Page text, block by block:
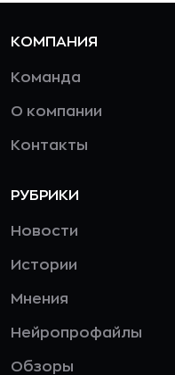
КОМПАНИЯ
Команда
О компании
Контакты
РУБРИКИ
Новости
Истории
Мнения
Нейропрофайлы
Обзоры